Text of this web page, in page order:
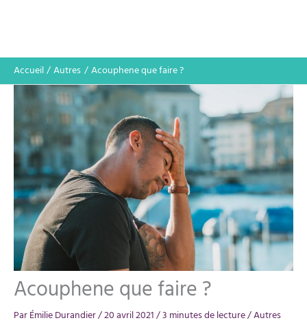
Accueil Autres Acouphene que faire ?
Acouphene que faire ?
ParÉmilie Durandier/20 avril 2021/3 minutes de lecture/Autres